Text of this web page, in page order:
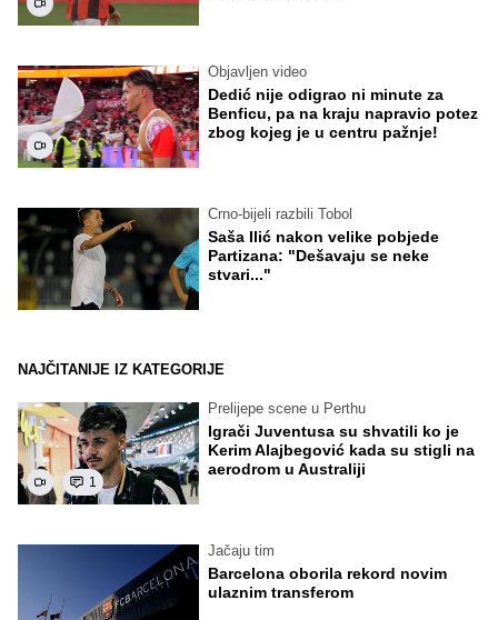
Objavljen video
Dedić nije odigrao ni minute za
Benficu, pa na kraju napravio potez
zbog kojeg je u centru pažnje!
Crno-bijeli razbili Tobol
Saša Ilić nakon velike pobjede
Partizana: "Dešavaju se neke
stvari..."
NAJČITANIJE IZ KATEGORIJE
1
Prelijepe scene u Perthu
Igrači Juventusa su shvatili ko je
Kerim Alajbegović kada su stigli na
aerodrom u Australiji
Jačaju tim
Barcelona oborila rekord novim
ulaznim transferom